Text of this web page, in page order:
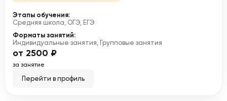
Этапы обучения:
Средняя школа, ОГЭ, ЕГЭ
Форматы занятий:
Индивидуальные занятия, Групповые занятия
от 2500 ₽
за занятие
Перейти в профиль